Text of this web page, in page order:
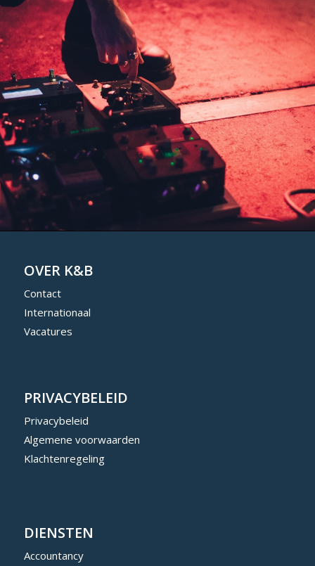
OVER K&B
Contact
Internationaal
Vacatures
PRIVACYBELEID
Privacybeleid
Algemene voorwaarden
Klachtenregeling
DIENSTEN
Accountancy